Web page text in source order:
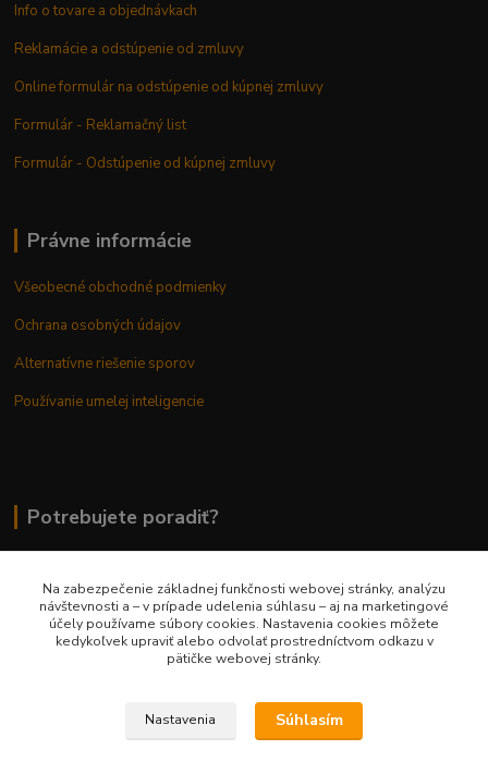
Info o tovare a objednávkach
Reklamácie a odstúpenie od zmluvy
Online formulár na odstúpenie od kúpnej zmluvy
Formulár - Reklamačný list
Formulár - Odstúpenie od kúpnej zmluvy
Právne informácie
Všeobecné obchodné podmienky
Ochrana osobných údajov
Alternatívne riešenie sporov
Používanie umelej inteligencie
Potrebujete poradiť?
0948 236 042
info@margaretkashop.sk
Na zabezpečenie základnej funkčnosti webovej stránky, analýzu
návštevnosti a – v prípade udelenia súhlasu – aj na marketingové
účely používame súbory cookies. Nastavenia cookies môžete
kedykoľvek upraviť alebo odvolať prostredníctvom odkazu v
pätičke webovej stránky.
Nastavenia Súhlasím